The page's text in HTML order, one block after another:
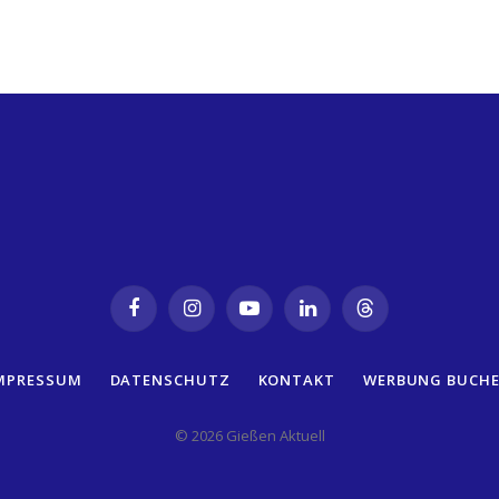
FacebookInstagramYouTubeLinkedInThreads
DATENSCHUTZ KONTAKT WERBUNG
© 2026 Gießen Aktuell